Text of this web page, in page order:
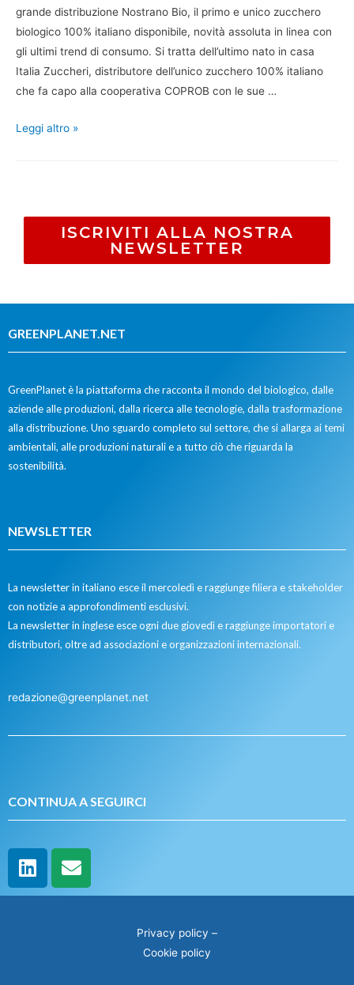
grande distribuzione Nostrano Bio, il primo e unico zucchero
biologico 100% italiano disponibile, novità assoluta in linea con
gli ultimi trend di consumo. Si tratta dell’ultimo nato in casa
Italia Zuccheri, distributore dell’unico zucchero 100% italiano
che fa capo alla cooperativa COPROB con le sue …
Leggi altro »
ISCRIVITI ALLA NOSTRA
NEWSLETTER
GREENPLANET.NET
GreenPlanet è la piattaforma che racconta il mondo del biologico, dalle
aziende alle produzioni, dalla ricerca alle tecnologie, dalla trasformazione
alla distribuzione. Uno sguardo completo sul settore, che si allarga ai temi
ambientali, alle produzioni naturali e a tutto ciò che riguarda la
sostenibilità.
NEWSLETTER
La newsletter in italiano esce il mercoledì e raggiunge filiera e stakeholder
con notizie a approfondimenti esclusivi.
La newsletter in inglese esce ogni due giovedì e raggiunge importatori e
distributori, oltre ad associazioni e organizzazioni internazionali.
redazione@greenplanet.net
CONTINUA A SEGUIRCI
Privacy policy –
Cookie policy